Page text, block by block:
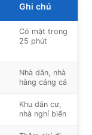
Ghi chú
Có mặt trong
25 phút
Nhà dân, nhà
hàng cảng cá
Khu dân cư,
nhà nghỉ biển